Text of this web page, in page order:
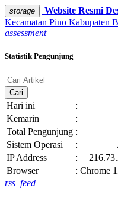
storage Website Resmi
Kecamatan Pino Kabupaten
assessment
Statistik Pengunjung
Cari
Hari ini :
Kemarin
:
Total Pengunjung :
Sistem Operasi
:
IP Address
:
Browser
: Chrome
rss_feed